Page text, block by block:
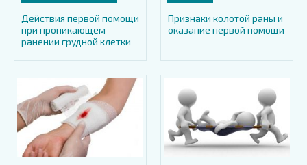
Действия первой помощи
при проникающем
ранении грудной клетки
Признаки колотой раны и
оказание первой помощи